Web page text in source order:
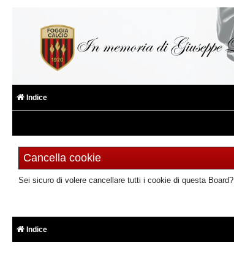
Indice
Cancella cookie
Sei sicuro di volere cancellare tutti i cookie di questa Board?
Indice